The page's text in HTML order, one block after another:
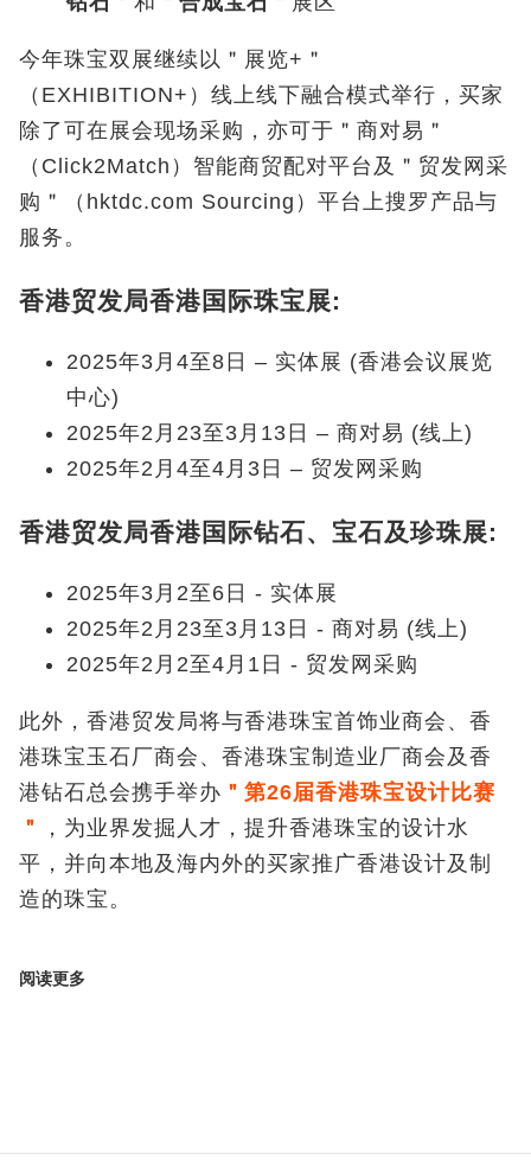
今年珠宝双展继续以＂展览+＂
（EXHIBITION+）线上线下融合模式举行，买家
除了可在展会现场采购，亦可于＂商对易＂
（Click2Match）智能商贸配对平台及＂贸发网采
购＂（hktdc.com Sourcing）平台上搜罗产品与
服务。
香港贸发局香港国际珠宝展:
2025年3月4至8日 – 实体展 (香港会议展览
中心)
2025年2月23至3月13日 – 商对易 (线上)
2025年2月4至4月3日 – 贸发网采购
香港贸发局香港国际钻石、宝石及珍珠展:
2025年3月2至6日 - 实体展
2025年2月23至3月13日 - 商对易 (线上)
2025年2月2至4月1日 - 贸发网采购
此外，香港贸发局将与香港珠宝首饰业商会、香
港珠宝玉石厂商会、香港珠宝制造业厂商会及香
港钻石总会携手举办 ＂ 第26届香港珠宝设计比赛
＂
，为业界发掘人才，提升香港珠宝的设计水
平，并向本地及海内外的买家推广香港设计及制
造的珠宝。
阅读更多